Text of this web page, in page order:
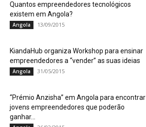
Quantos empreendedores tecnológicos
existem em Angola?
Angola 13/09/2015
KiandaHub organiza Workshop para ensinar
empreendedores a “vender” as suas ideias
Angola 31/05/2015
“Prémio Anzisha” em Angola para encontrar
jovens empreendedores que poderão
ganhar...